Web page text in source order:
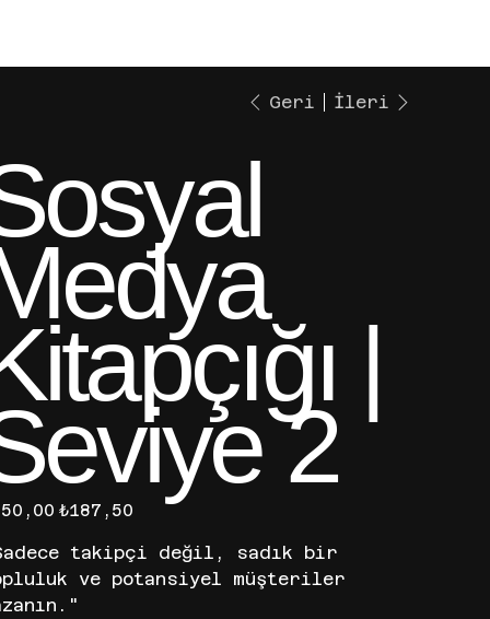
Geri İleri
|
2
İndirimli
fiyat
₺187,50
takipçi değil, sadık bir
ve potansiyel müşteriler